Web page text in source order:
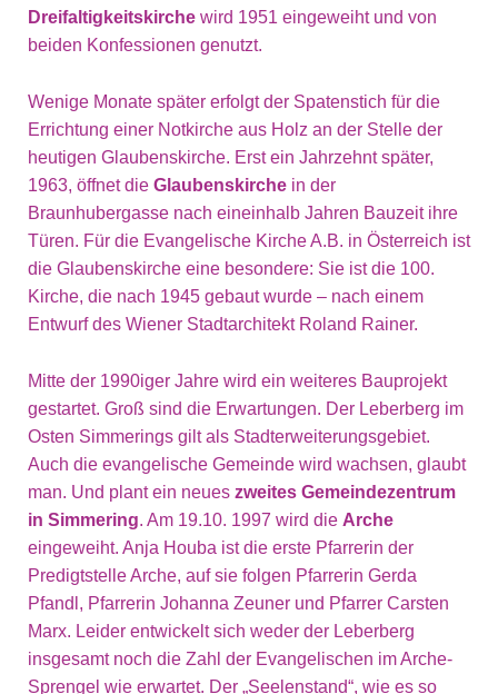
Dreifaltigkeitskirche wird 1951 eingeweiht und von
beiden Konfessionen genutzt.
Wenige Monate später erfolgt der Spatenstich für die
Errichtung einer Notkirche aus Holz an der Stelle der
heutigen Glaubenskirche. Erst ein Jahrzehnt später,
1963, öffnet die Glaubenskirche in der
Braunhubergasse nach eineinhalb Jahren Bauzeit ihre
Türen. Für die Evangelische Kirche A.B. in Österreich ist
die Glaubenskirche eine besondere: Sie ist die 100.
Kirche, die nach 1945 gebaut wurde – nach einem
Entwurf des Wiener Stadtarchitekt Roland Rainer.
Mitte der 1990iger Jahre wird ein weiteres Bauprojekt
gestartet. Groß sind die Erwartungen. Der Leberberg im
Osten Simmerings gilt als Stadterweiterungsgebiet.
Auch die evangelische Gemeinde wird wachsen, glaubt
man. Und plant ein neues zweites Gemeindezentrum
in Simmering. Am 19.10. 1997 wird die Arche
eingeweiht. Anja Houba ist die erste Pfarrerin der
Predigtstelle Arche, auf sie folgen Pfarrerin Gerda
Pfandl, Pfarrerin Johanna Zeuner und Pfarrer Carsten
Marx. Leider entwickelt sich weder der Leberberg
insgesamt noch die Zahl der Evangelischen im Arche-
Sprengel wie erwartet. Der „Seelenstand“, wie es so